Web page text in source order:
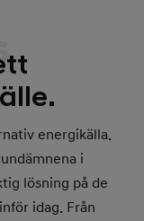
energikälla.
i
lösning på de
idag. Från